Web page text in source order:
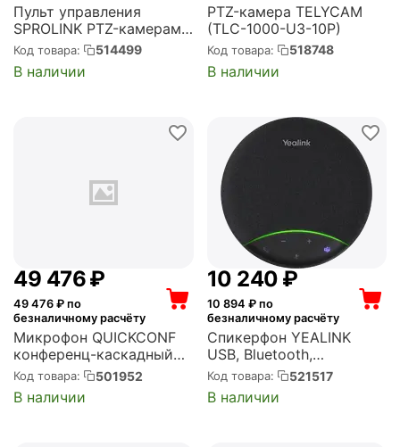
Пульт управления
SPROLINK PTZ-камерами
(PCO100)
Код товара: 514499
В наличии
PTZ-камера TELYCAM
(TLC-1000-U3-10P)
Код товара: 518748
В наличии
49 476₽
49 476 ₽ по
безналичному расчёту
Микрофон QUICKCONF
конференц-каскадный
массив (Quickconf
RM702)
Код товара: 501952
В наличии
10 240 ₽
10 894 ₽ по
безналичному расчёту
Спикерфон YEALINK
USB, Bluetooth,
встроенная батарея,
шумоподавление с ИИ,
шт repl. CP700 UC (SP92
Код товара: 521517
В наличии